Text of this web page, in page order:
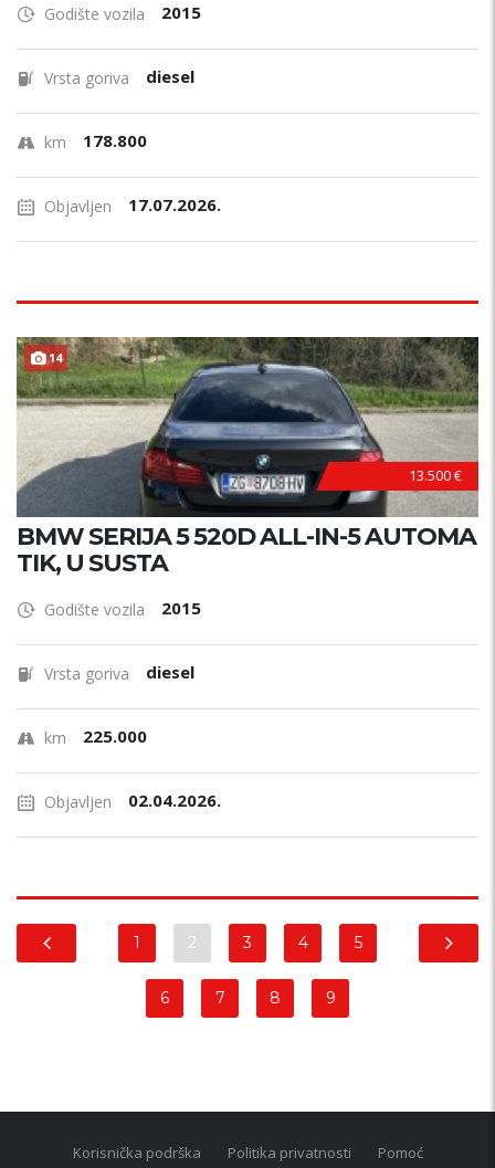
Godište vozila 2015
Vrsta goriva diesel
km 178.800
Objavljen 17.07.2026.
14 HITNO !
13.500 €
BMW SERIJA 5 520D ALL-IN-5 AUTOMA
TIK, U SUSTA
Godište vozila 2015
Vrsta goriva diesel
km 225.000
Objavljen 02.04.2026.
1 2 3 4 5
6 7 8 9
Korisnička podrška Politika privatnosti
Pomoć